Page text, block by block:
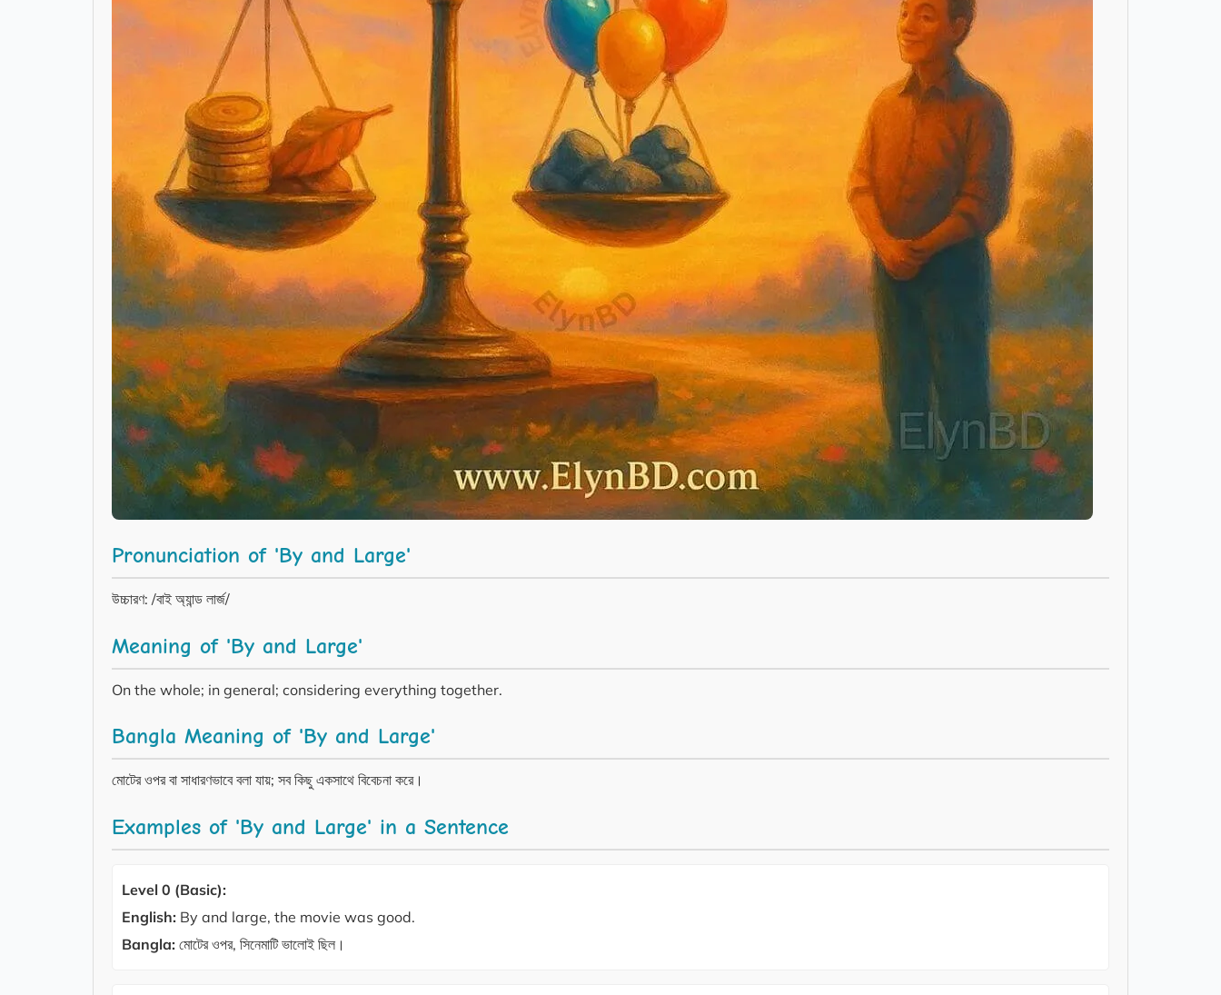
Pronunciation of 'By and Large'
উচ্চারণ: /বাই অ্যান্ড লার্জ/
Meaning of 'By and Large'
On the whole; in general; considering everything together.
Bangla Meaning of 'By and Large'
মোটের ওপর বা সাধারণভাবে বলা যায়; সব কিছু একসাথে বিবেচনা করে।
Examples of 'By and Large' in a Sentence
Level 0 (Basic):
English: By and large, the movie was good.
Bangla: মোটের ওপর, সিনেমাটি ভালোই ছিল।